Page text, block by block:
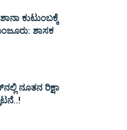
ಕುಟುಂಬಕ್ಕೆ
ಶಾಸಕ
ನೂತನ ರಿಕ್ಷಾ